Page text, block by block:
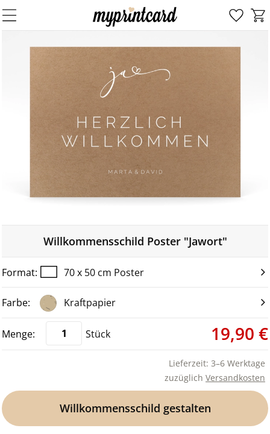
Willkommensschild Poster "Jawort"
70 x 50 cm Poster
Kraftpapier
Stück 19,90 €
Lieferzeit: 3–6 Werktage
zuzüglich Versandkosten
Willkommensschild gestalten